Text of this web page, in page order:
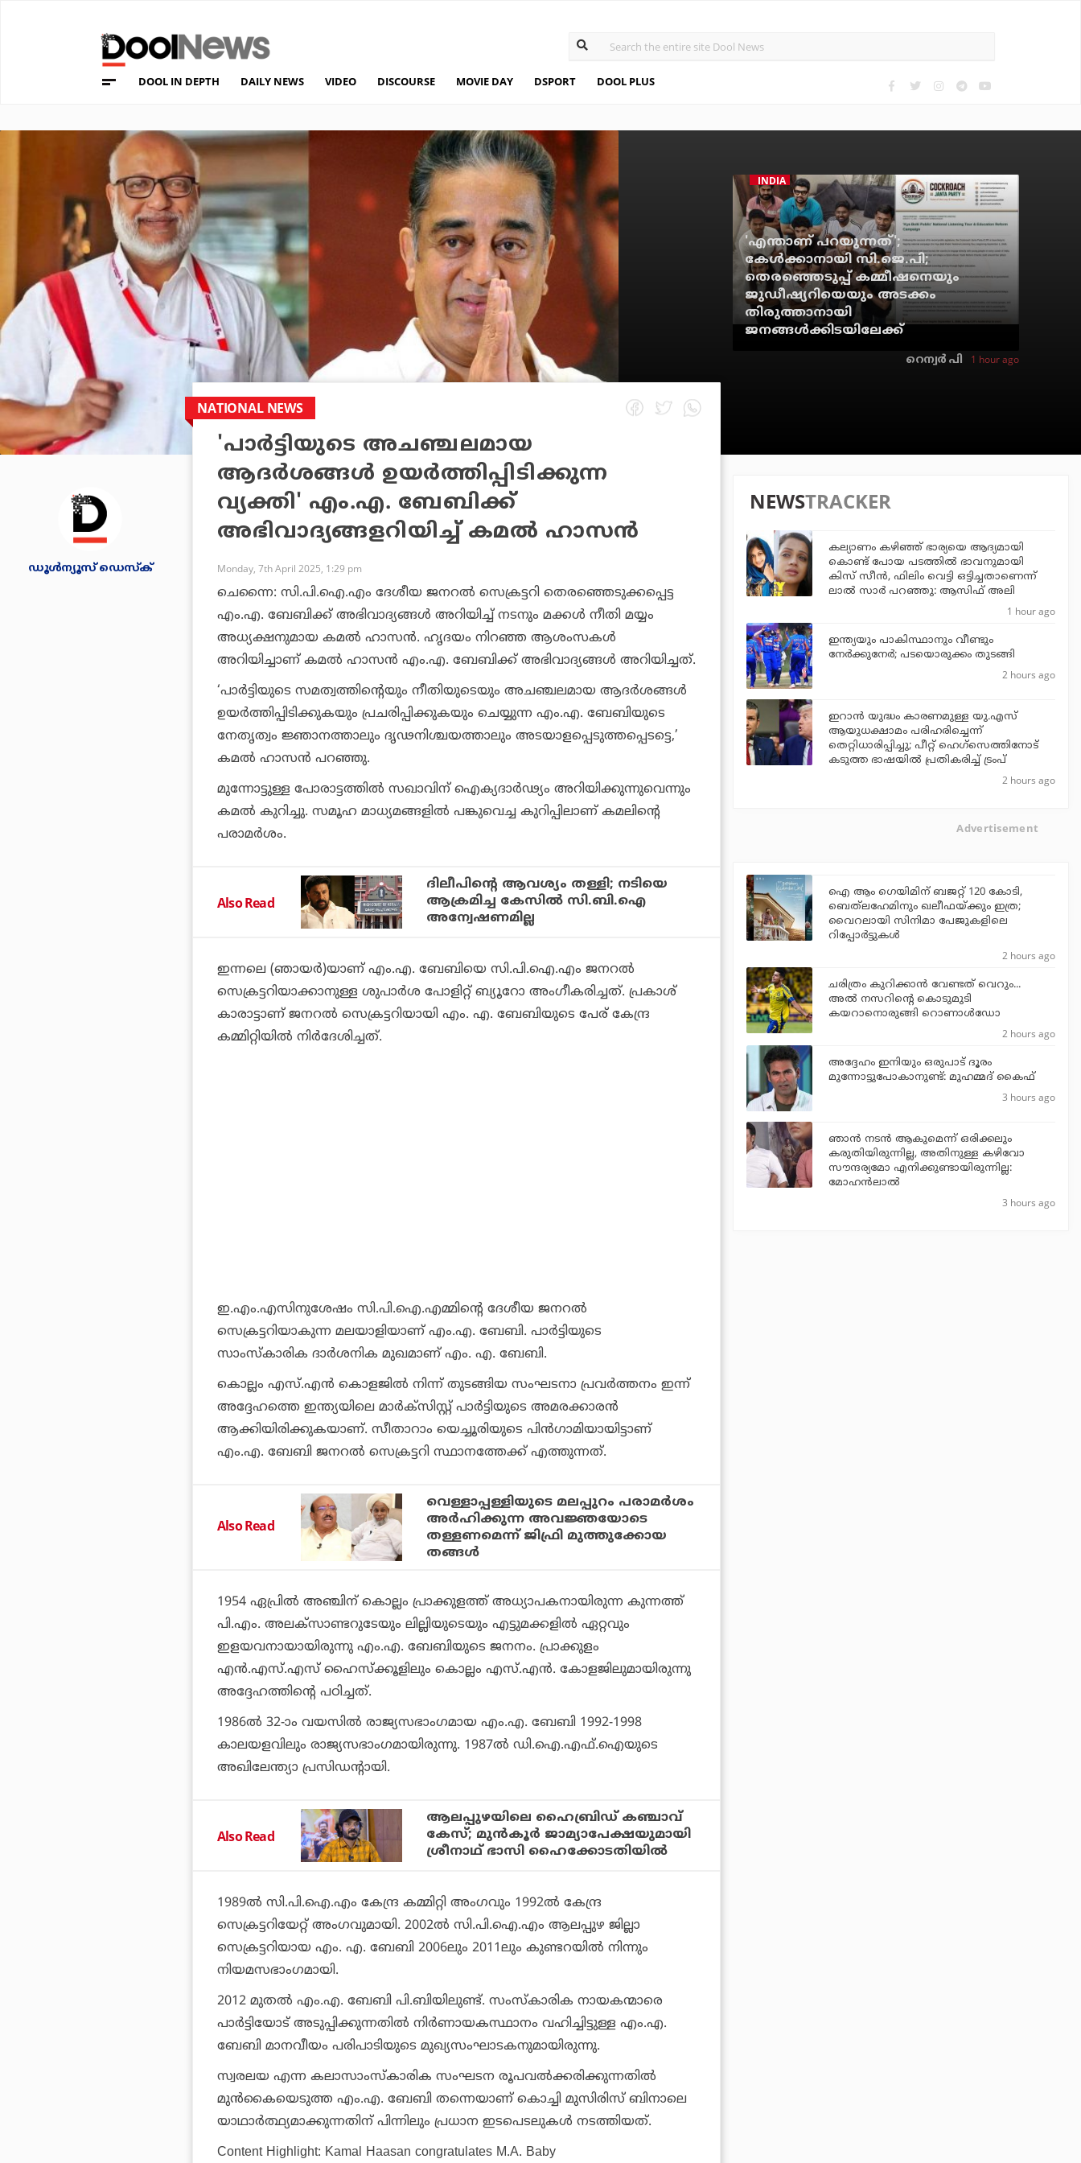
DOOL IN DEPTH DAILY NEWS VIDEO DISCOURSE MOVIE DAY DSPORT DOOL PLUS
INDIA
'എന്താണ് പറയുന്നത്';
കേള്‍ക്കാനായി സി.ജെ.പി;
തെരഞ്ഞെടുപ്പ് കമ്മീഷനെയും
ജുഡീഷ്യറിയെയും അടക്കം
തിരുത്താനായി
ജനങ്ങള്‍ക്കിടയിലേക്ക്
റെന്വര്‍ പി 1 hour ago
ഡൂള്‍ന്യൂസ് ഡെസ്‌ക്
NATIONAL NEWS
'പാര്‍ട്ടിയുടെ അചഞ്ചലമായ
ആദര്‍ശങ്ങള്‍ ഉയര്‍ത്തിപ്പിടിക്കുന്ന
വ്യക്തി' എം.എ. ബേബിക്ക്
അഭിവാദ്യങ്ങളറിയിച്ച് കമല്‍ ഹാസന്‍
Monday, 7th April 2025, 1:29 pm
ചെന്നൈ: സി.പി.ഐ.എം ദേശീയ ജനറല്‍ സെക്രട്ടറി തെരഞ്ഞെടുക്കപ്പെട്ട
എം.എ. ബേബിക്ക് അഭിവാദ്യങ്ങള്‍ അറിയിച്ച് നടനും മക്കള്‍ നീതി മയ്യം
അധ്യക്ഷനുമായ കമല്‍ ഹാസന്‍. ഹൃദയം നിറഞ്ഞ ആശംസകള്‍
അറിയിച്ചാണ് കമല്‍ ഹാസന്‍ എം.എ. ബേബിക്ക് അഭിവാദ്യങ്ങള്‍ അറിയിച്ചത്.
‘പാര്‍ട്ടിയുടെ സമത്വത്തിന്റെയും നീതിയുടെയും അചഞ്ചലമായ ആദര്‍ശങ്ങള്‍
ഉയര്‍ത്തിപ്പിടിക്കുകയും പ്രചരിപ്പിക്കുകയും ചെയ്യുന്ന എം.എ. ബേബിയുടെ
നേതൃത്വം ജ്ഞാനത്താലും ദൃഢനിശ്ചയത്താലും അടയാളപ്പെടുത്തപ്പെടട്ടെ,’
കമല്‍ ഹാസന്‍ പറഞ്ഞു.
മുന്നോട്ടുള്ള പോരാട്ടത്തില്‍ സഖാവിന് ഐക്യദാര്‍ഢ്യം അറിയിക്കുന്നുവെന്നും
കമല്‍ കുറിച്ചു. സമൂഹ മാധ്യമങ്ങളില്‍ പങ്കുവെച്ച കുറിപ്പിലാണ് കമലിന്റെ
പരാമര്‍ശം.
Also Read
ദിലീപിന്റെ ആവശ്യം തള്ളി; നടിയെ
ആക്രമിച്ച കേസില്‍ സി.ബി.ഐ
അന്വേഷണമില്ല
ഇന്നലെ (ഞായര്‍)യാണ് എം.എ. ബേബിയെ സി.പി.ഐ.എം ജനറല്‍
സെക്രട്ടറിയാക്കാനുള്ള ശുപാര്‍ശ പോളിറ്റ് ബ്യൂറോ അംഗീകരിച്ചത്. പ്രകാശ്
കാരാട്ടാണ് ജനറല്‍ സെക്രട്ടറിയായി എം. എ. ബേബിയുടെ പേര് കേന്ദ്ര
കമ്മിറ്റിയില്‍ നിര്‍ദേശിച്ചത്.
ഇ.എം.എസിനുശേഷം സി.പി.ഐ.എമ്മിന്റെ ദേശീയ ജനറല്‍
സെക്രട്ടറിയാകുന്ന മലയാളിയാണ് എം.എ. ബേബി. പാര്‍ട്ടിയുടെ
സാംസ്‌കാരിക ദാര്‍ശനിക മുഖമാണ് എം. എ. ബേബി.
കൊല്ലം എസ്.എന്‍ കൊളജില്‍ നിന്ന് തുടങ്ങിയ സംഘടനാ പ്രവര്‍ത്തനം ഇന്ന്
അദ്ദേഹത്തെ ഇന്ത്യയിലെ മാര്‍ക്‌സിസ്റ്റ് പാര്‍ട്ടിയുടെ അമരക്കാരന്‍
ആക്കിയിരിക്കുകയാണ്. സീതാറാം യെച്ചൂരിയുടെ പിന്‍ഗാമിയായിട്ടാണ്
എം.എ. ബേബി ജനറല്‍ സെക്രട്ടറി സ്ഥാനത്തേക്ക് എത്തുന്നത്.
Also Read
വെള്ളാപ്പള്ളിയുടെ മലപ്പുറം പരാമര്‍ശം
അര്‍ഹിക്കുന്ന അവജ്ഞയോടെ
തള്ളണമെന്ന് ജിഫ്രി മുത്തുക്കോയ
തങ്ങള്‍
1954 ഏപ്രില്‍ അഞ്ചിന് കൊല്ലം പ്രാക്കുളത്ത് അധ്യാപകനായിരുന്ന കുന്നത്ത്
പി.എം. അലക്സാണ്ടറുടേയും ലില്ലിയുടെയും എട്ടുമക്കളില്‍ ഏറ്റവും
ഇളയവനായായിരുന്നു എം.എ. ബേബിയുടെ ജനനം. പ്രാക്കുളം
എന്‍.എസ്.എസ് ഹൈസ്‌ക്കൂളിലും കൊല്ലം എസ്.എന്‍. കോളജിലുമായിരുന്നു
അദ്ദേഹത്തിന്റെ പഠിച്ചത്.
1986ല്‍ 32-ാം വയസില്‍ രാജ്യസഭാംഗമായ എം.എ. ബേബി 1992-1998
കാലയളവിലും രാജ്യസഭാംഗമായിരുന്നു. 1987ല്‍ ഡി.ഐ.എഫ്.ഐയുടെ
അഖിലേന്ത്യാ പ്രസിഡന്റായി.
Also Read
ആലപ്പുഴയിലെ ഹൈബ്രിഡ് കഞ്ചാവ്
കേസ്; മുന്‍കൂര്‍ ജാമ്യാപേക്ഷയുമായി
ശ്രീനാഥ് ഭാസി ഹൈക്കോടതിയില്‍
1989ല്‍ സി.പി.ഐ.എം കേന്ദ്ര കമ്മിറ്റി അംഗവും 1992ല്‍ കേന്ദ്ര
സെക്രട്ടറിയേറ്റ് അംഗവുമായി. 2002ല്‍ സി.പി.ഐ.എം ആലപ്പുഴ ജില്ലാ
സെക്രട്ടറിയായ എം. എ. ബേബി 2006ലും 2011ലും കുണ്ടറയില്‍ നിന്നും
നിയമസഭാംഗമായി.
2012 മുതല്‍ എം.എ. ബേബി പി.ബിയിലുണ്ട്. സംസ്‌കാരിക നായകന്മാരെ
പാര്‍ട്ടിയോട് അടുപ്പിക്കുന്നതില്‍ നിര്‍ണായകസ്ഥാനം വഹിച്ചിട്ടുള്ള എം.എ.
ബേബി മാനവീയം പരിപാടിയുടെ മുഖ്യസംഘാടകനുമായിരുന്നു.
സ്വരലയ എന്ന കലാസാംസ്‌കാരിക സംഘടന രൂപവല്‍ക്കരിക്കുന്നതില്‍
മുന്‍കൈയെടുത്ത എം.എ. ബേബി തന്നെയാണ് കൊച്ചി മുസിരിസ് ബിനാലെ
യാഥാര്‍ത്ഥ്യമാക്കുന്നതിന് പിന്നിലും പ്രധാന ഇടപെടലുകള്‍ നടത്തിയത്.
Content Highlight: Kamal Haasan congratulates M.A. Baby
NEWSTRACKER
കല്യാണം കഴിഞ്ഞ് ഭാര്യയെ ആദ്യമായി
കൊണ്ട് പോയ പടത്തില്‍ ഭാവനുമായി
കിസ് സീന്‍, ഫിലിം വെട്ടി ഒട്ടിച്ചതാണെന്ന്
ലാല്‍ സാര്‍ പറഞ്ഞു: ആസിഫ് അലി
1 hour ago
ഇന്ത്യയും പാകിസ്ഥാനും വീണ്ടും
നേര്‍ക്കുനേര്‍; പടയൊരുക്കം തുടങ്ങി
2 hours ago
ഇറാന്‍ യുദ്ധം കാരണമുള്ള യു.എസ്
ആയുധക്ഷാമം പരിഹരിച്ചെന്ന്
തെറ്റിധാരിപ്പിച്ചു; പീറ്റ് ഹെഗ്‌സെത്തിനോട്
കടുത്ത ഭാഷയില്‍ പ്രതികരിച്ച് ട്രംപ്
2 hours ago
Advertisement
ഐ ആം ഗെയിമിന് ബജറ്റ് 120 കോടി,
ബെത്‌ലഹേമിനും ഖലീഫയ്ക്കും ഇത്ര;
വൈറലായി സിനിമാ പേജുകളിലെ
റിപ്പോര്‍ട്ടുകള്‍
2 hours ago
ചരിത്രം കുറിക്കാന്‍ വേണ്ടത് വെറും...
അല്‍ നസറിന്റെ കൊടുമുടി
കയറാനൊരുങ്ങി റൊണാള്‍ഡോ
2 hours ago
അദ്ദേഹം ഇനിയും ഒരുപാട് ദൂരം
മുന്നോട്ടുപോകാനുണ്ട്: മുഹമ്മദ് കൈഫ്
3 hours ago
ഞാൻ നടൻ ആകുമെന്ന് ഒരിക്കലും
കരുതിയിരുന്നില്ല, അതിനുള്ള കഴിവോ
സൗന്ദര്യമോ എനിക്കുണ്ടായിരുന്നില്ല:
മോഹൻലാൽ
3 hours ago